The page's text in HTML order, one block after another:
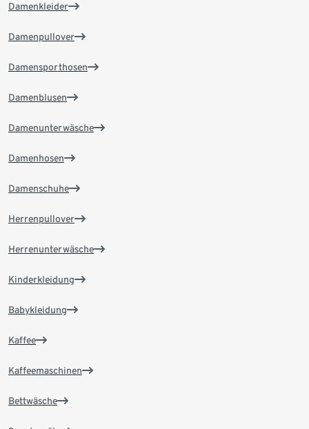
Damenkleider
Damenpullover
Damensporthosen
Damenblusen
Damenunterwäsche
Damenhosen
Damenschuhe
Herrenpullover
Herrenunterwäsche
Kinderkleidung
Babykleidung
Kaffee
Kaffeemaschinen
Bettwäsche